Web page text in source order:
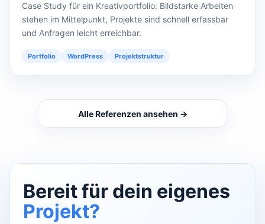
Case Study für ein Kreativportfolio: Bildstarke Arbeiten
stehen im Mittelpunkt, Projekte sind schnell erfassbar
und Anfragen leicht erreichbar.
Portfolio WordPress Projektstruktur
Alle Referenzen ansehen →
Bereit für dein eigenes
Projekt?